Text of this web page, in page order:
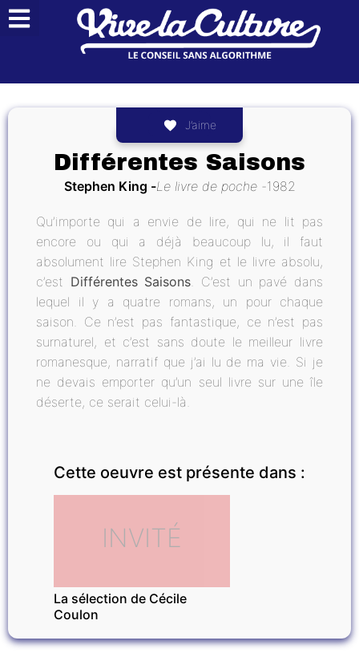
J’aime
Différentes Saisons
Stephen King Le livre de poche 1982
Qu’importe qui a envie de lire, qui ne lit pas
encore ou qui a déjà beaucoup lu, il faut
absolument lire Stephen King et le livre absolu,
c’est Différentes Saisons. C’est un pavé dans
lequel il y a quatre romans, un pour chaque
saison. Ce n’est pas fantastique, ce n’est pas
surnaturel, et c’est sans doute le meilleur livre
romanesque, narratif que j’ai lu de ma vie. Si je
ne devais emporter qu’un seul livre sur une île
déserte, ce serait celui-là.
Cette oeuvre est présente dans :
INVITÉ
La sélection de Cécile
Coulon